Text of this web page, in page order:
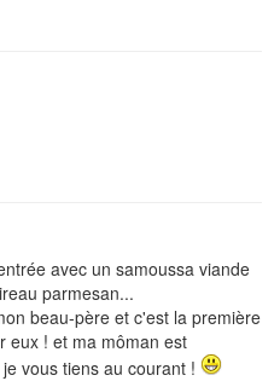
avec un samoussa viande
parmesan...
beau-père et c'est la première
eux ! et ma môman est
vous tiens au courant !